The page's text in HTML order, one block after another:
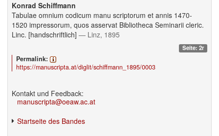
Konrad Schiffmann
Tabulae omnium codicum manu scriptorum et annis 1470-
1520 impressorum, quos asservat Bibliotheca Seminarii cleric.
Linc. [handschriftlich] — Linz, 1895
Seite: 2r
Permalink:
https://manuscripta.at/diglit/schiffmann_1895/0003
Kontakt und Feedback:
manuscripta@oeaw.ac.at
Startseite des Bandes